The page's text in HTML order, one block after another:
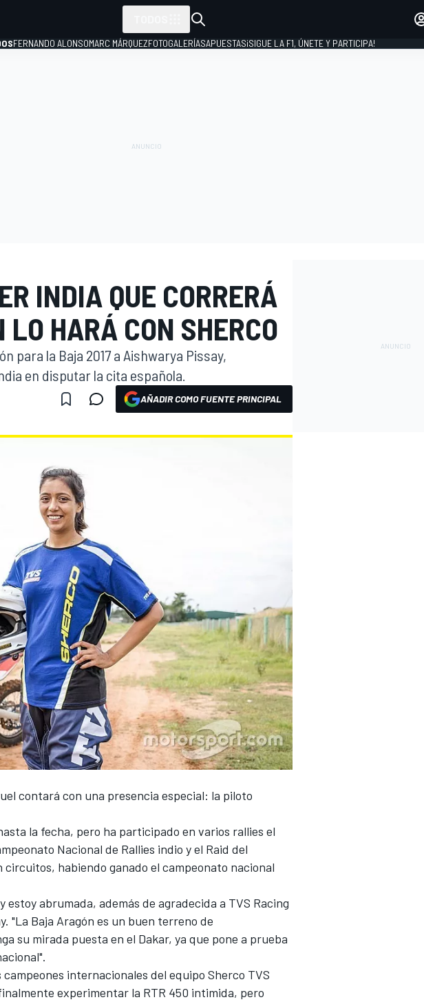
FERNANDO ALONSOMARC MÁRQUEZFOTOGALERÍASAPUESTAS¡SIGUE LA F1, ÚNETE Y PARTICIPA!
INDIA QUE CORRERÁ
HARÁ CON SHERCO
para la Baja 2017 a Aishwarya Pissay,
en disputar la cita española.
AÑADIR COMO FUENTE PRINCIPAL
contará con una presencia especial: la piloto
la fecha, pero ha participado en varios rallies el
Nacional de Rallies indio y el Raid del
habiendo ganado el campeonato nacional
abrumada, además de agradecida a TVS Racing
"La Baja Aragón es un buen terreno de
su mirada puesta en el Dakar, ya que pone a prueba
internacionales del equipo Sherco TVS
experimentar la RTR 450 intimida, pero